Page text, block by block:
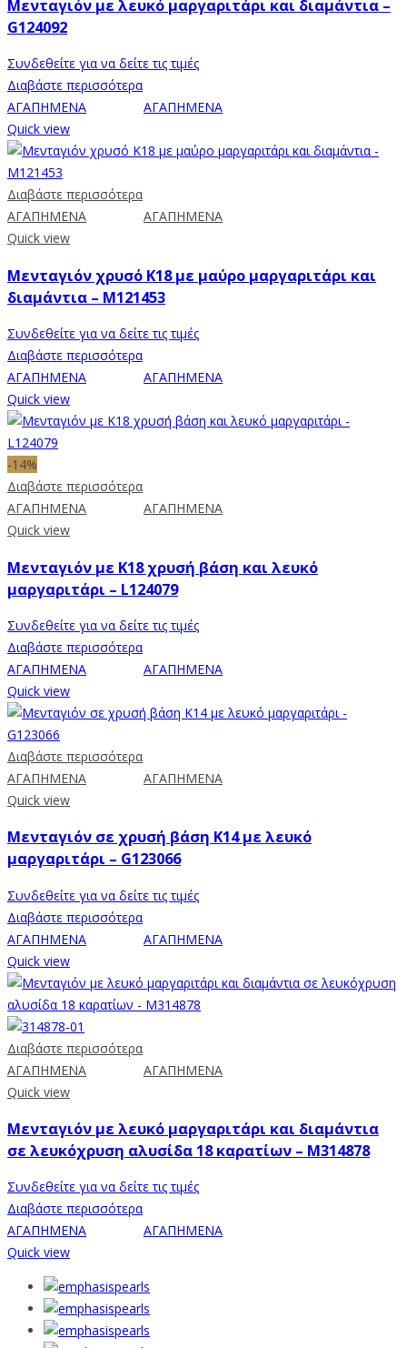
Μενταγιόν με λευκό μαργαριτάρι και διαμάντια –
G124092
Συνδεθείτε για να δείτε τις τιμές
Διαβάστε περισσότερα
ΑΓΑΠΗΜΕΝΑ
ΑΓΑΠΗΜΕΝΑ
Quick view
Διαβάστε περισσότερα
ΑΓΑΠΗΜΕΝΑ
ΑΓΑΠΗΜΕΝΑ
Quick view
Μενταγιόν χρυσό Κ18 με μαύρο μαργαριτάρι και
διαμάντια – Μ121453
Συνδεθείτε για να δείτε τις τιμές
Διαβάστε περισσότερα
ΑΓΑΠΗΜΕΝΑ
ΑΓΑΠΗΜΕΝΑ
Quick view
-14%
Διαβάστε περισσότερα
ΑΓΑΠΗΜΕΝΑ
ΑΓΑΠΗΜΕΝΑ
Quick view
Μενταγιόν με Κ18 χρυσή βάση και λευκό
μαργαριτάρι – L124079
Συνδεθείτε για να δείτε τις τιμές
Διαβάστε περισσότερα
ΑΓΑΠΗΜΕΝΑ
ΑΓΑΠΗΜΕΝΑ
Quick view
Διαβάστε περισσότερα
ΑΓΑΠΗΜΕΝΑ
ΑΓΑΠΗΜΕΝΑ
Quick view
Μενταγιόν σε χρυσή βάση Κ14 με λευκό
μαργαριτάρι – G123066
Συνδεθείτε για να δείτε τις τιμές
Διαβάστε περισσότερα
ΑΓΑΠΗΜΕΝΑ
ΑΓΑΠΗΜΕΝΑ
Quick view
Διαβάστε περισσότερα
ΑΓΑΠΗΜΕΝΑ
ΑΓΑΠΗΜΕΝΑ
Quick view
Μενταγιόν με λευκό μαργαριτάρι και διαμάντια
σε λευκόχρυση αλυσίδα 18 καρατίων – Μ314878
Συνδεθείτε για να δείτε τις τιμές
Διαβάστε περισσότερα
ΑΓΑΠΗΜΕΝΑ
ΑΓΑΠΗΜΕΝΑ
Quick view